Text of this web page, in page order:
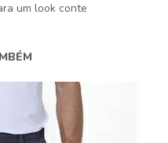
um look conte